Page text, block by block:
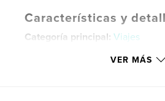
Características y
Categoría principal: Viajes
Categorías adicionales Canadá
VER MÁS